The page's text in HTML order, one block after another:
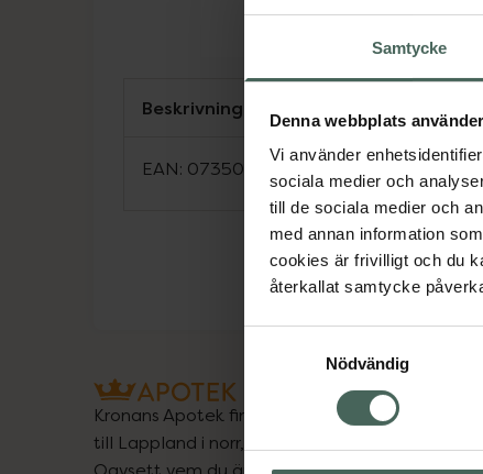
Samtycke
Denna webbplats
Vi använder
sociala medier och
till de sociala medier och
med annan information
cookies är frivilligt och du
återkallat samtycke
Nödvändig
Beskrivning
EAN: 07350124334813
Kronans Apotek finns här för dig. Du hittar oss
till Lappland i norr, och online i mobilen och på
Oavsett vem du är så är det vårt uppdrag att